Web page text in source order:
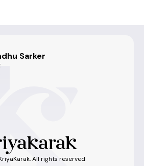
Sarker
All rights reserved